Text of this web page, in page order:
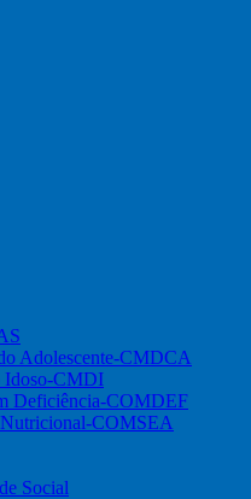
Adolescente-CMDCA
Idoso-CMDI
Deficiência-COMDEF
COMSEA
Social